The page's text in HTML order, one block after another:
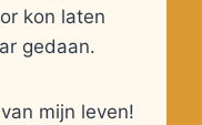
kon laten
gedaan.
mijn leven!